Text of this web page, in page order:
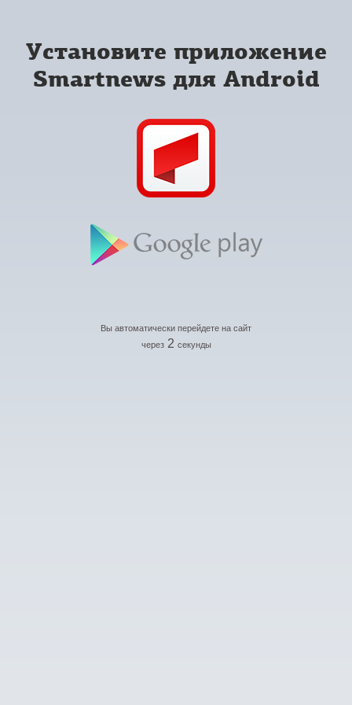
Установите приложение
Smartnews для Android
Вы автоматически перейдете на сайт
через 2 секунды